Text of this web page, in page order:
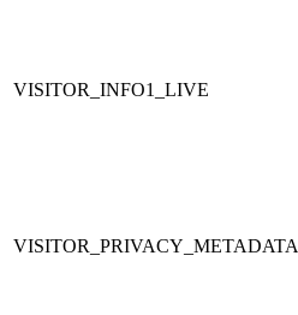
VISITOR_INFO1_LIVE
VISITOR_PRIVACY_METADATA